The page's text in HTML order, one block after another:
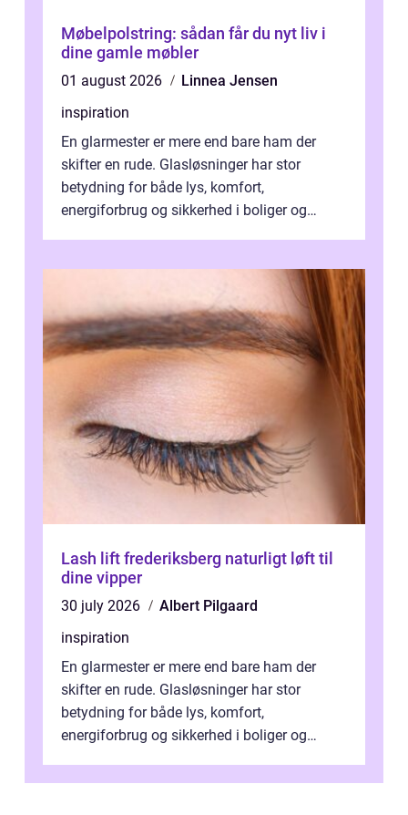
Møbelpolstring: sådan får du nyt liv i
dine gamle møbler
01 august 2026
Linnea Jensen
inspiration
En glarmester er mere end bare ham der
skifter en rude. Glasløsninger har stor
betydning for både lys, komfort,
energiforbrug og sikkerhed i boliger og
Lash lift frederiksberg naturligt løft til
dine vipper
30 july 2026
Albert Pilgaard
inspiration
En glarmester er mere end bare ham der
skifter en rude. Glasløsninger har stor
betydning for både lys, komfort,
energiforbrug og sikkerhed i boliger og